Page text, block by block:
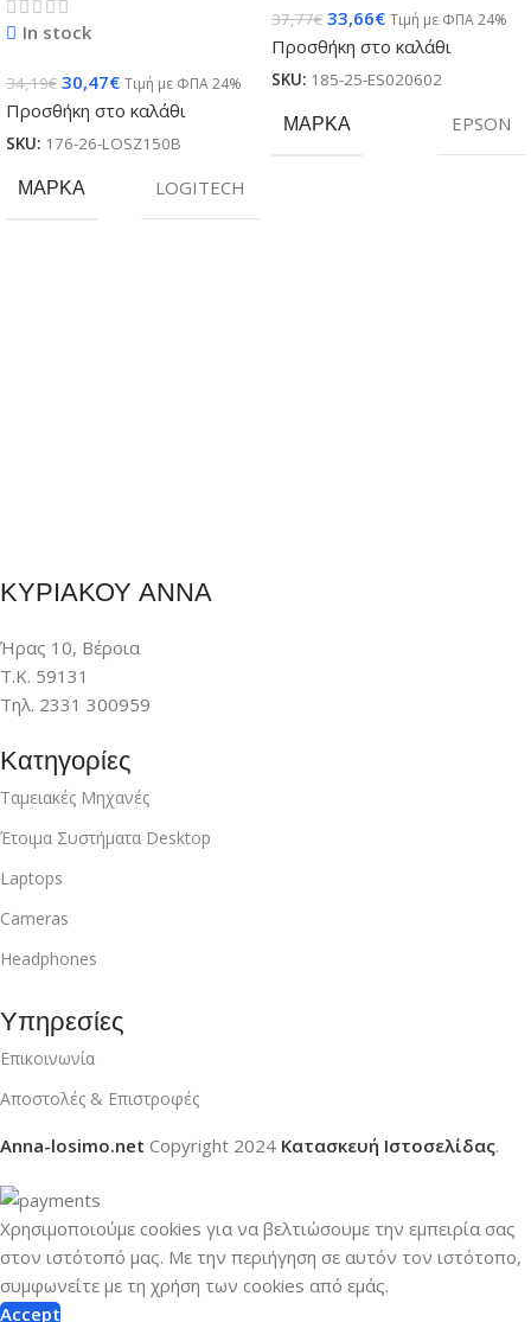
In stock
34,19€ 30,47€ Τιμή με ΦΠΑ 24%
Προσθήκη στο καλάθι
SKU: 176-26-LOSZ150B
ΜΆΡΚΑ LOGITECH
37,77€ 33,66€ Τιμή με ΦΠΑ 24%
Προσθήκη στο καλάθι
SKU: 185-25-ES020602
ΜΆΡΚΑ EPSON
ΚΥΡΙΑΚΟΥ ΑΝΝΑ
Ήρας 10, Βέροια
Τ.Κ. 59131
Τηλ. 2331 300959
Κατηγορίες
Ταμειακές Μηχανές
Έτοιμα Συστήματα Desktop
Laptops
Cameras
Headphones
Υπηρεσίες
Επικοινωνία
Αποστολές & Επιστροφές
Anna-losimo.net Copyright 2024 Κατασκευή Ιστοσελίδας.
Χρησιμοποιούμε cookies για να βελτιώσουμε την εμπειρία σας
στον ιστότοπό μας. Με την περιήγηση σε αυτόν τον ιστότοπο,
συμφωνείτε με τη χρήση των cookies από εμάς.
Accept